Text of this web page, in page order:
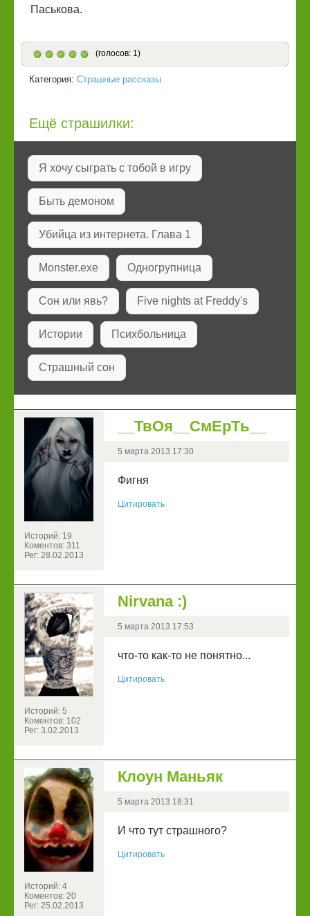
Паськова.
(голосов: 1)
Категория: Страшные рассказы
Ещё страшилки:
Я хочу сыграть с тобой в игру
Быть демоном
Убийца из интернета. Глава 1
Monster.exe Одногрупница
Сон или явь? Five nights at Freddy's
Истории Психбольница
Страшный сон
Историй: 19
Коментов: 311
Рег: 28.02.2013
__ТвОя__СмЕрТь__
5 марта 2013 17:30
Фигня
Цитировать
Историй: 5
Коментов: 102
Рег: 3.02.2013
Nirvana :)
5 марта 2013 17:53
что-то как-то не понятно...
Цитировать
Историй: 4
Коментов: 20
Рег: 25.02.2013
Клоун Маньяк
5 марта 2013 18:31
И что тут страшного?
Цитировать